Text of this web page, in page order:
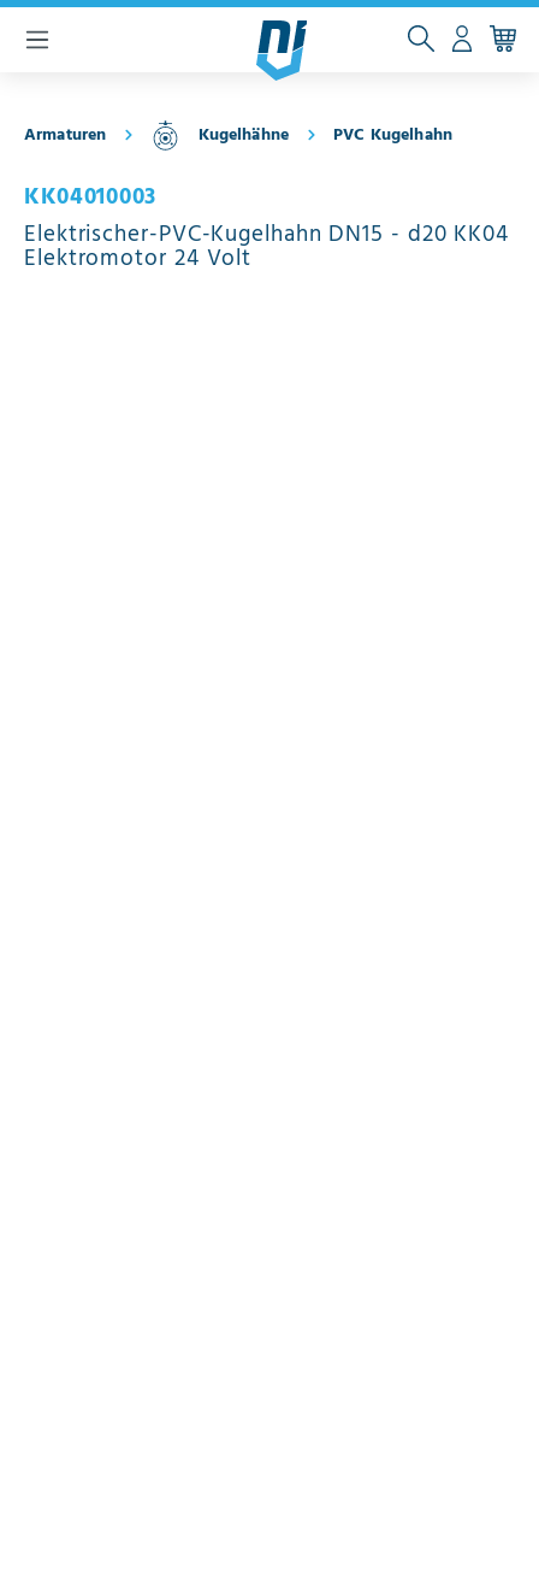
springen
Armaturen Kugelhähne PVC Kugelhahn
KK04010003
Elektrischer-PVC-Kugelhahn DN15 - d20 KK04
Elektromotor 24 Volt